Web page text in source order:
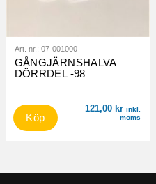
Art. nr.: 07-001000
GÅNGJÄRNSHALVA
DÖRRDEL -98
121,00 kr inkl.
moms
Köp